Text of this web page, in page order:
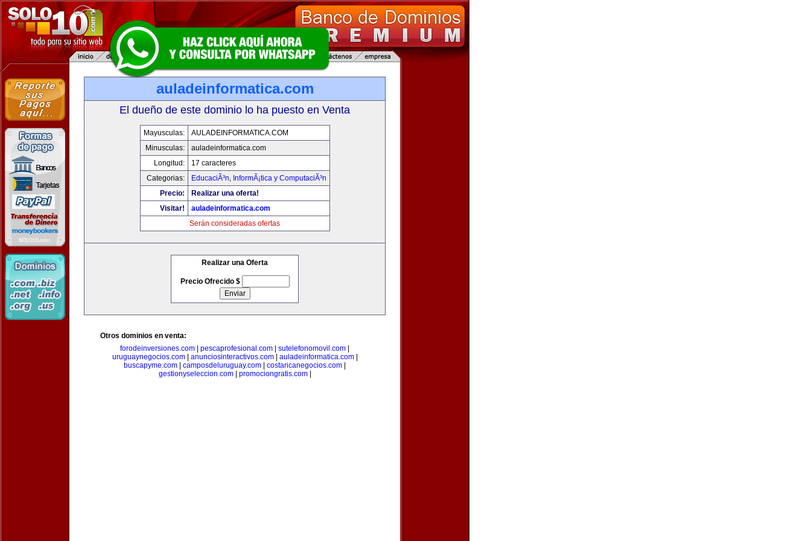
auladeinformatica.com
El dueño de este dominio lo ha puesto en Venta
Mayusculas:
AULADEINFORMATICA.COM
Minusculas:
auladeinformatica.com
Longitud:
17 caracteres
Categorias:
EducaciÃ³n, InformÃ¡tica y ComputaciÃ³n
Precio:
Realizar una oferta!
Visitar!
auladeinformatica.com
Serán consideradas ofertas
Realizar una Oferta
Precio Ofrecido $
Otros dominios en venta:
forodeinversiones.com
pescaprofesional.com sutelefonomovil.com
uruguaynegocios.com| anunciosinteractivos.com| auladeinformatica.com|
buscapyme.com
camposdeluruguay.com costaricanegocios.com
gestionyseleccion.com| promociongratis.com|